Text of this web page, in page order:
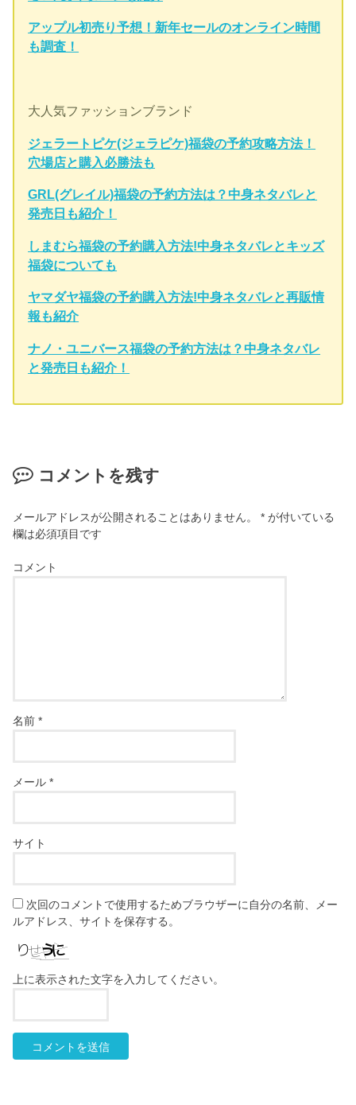
アップル初売り予想！新年セールのオンライン時間
も調査！
大人気ファッションブランド
ジェラートピケ(ジェラピケ)福袋の予約攻略方法！
穴場店と購入必勝法も
GRL(グレイル)福袋の予約方法は？中身ネタバレと
発売日も紹介！
しまむら福袋の予約購入方法!中身ネタバレとキッズ
福袋についても
ヤマダヤ福袋の予約購入方法!中身ネタバレと再販情
報も紹介
ナノ・ユニバース福袋の予約方法は？中身ネタバレ
と発売日も紹介！
コメントを残す
メールアドレスが公開されることはありません。 * が付いている
欄は必須項目です
コメント
名前*
メール*
サイト
次回のコメントで使用するためブラウザーに自分の名前、メー
ルアドレス、サイトを保存する。
上に表示された文字を入力してください。